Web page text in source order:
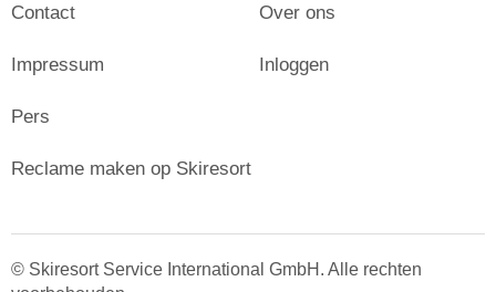
Contact
Impressum
Pers
Over ons
Inloggen
Reclame maken op Skiresort
© Skiresort Service International GmbH. Alle rechten